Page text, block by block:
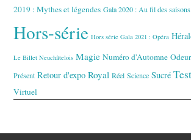
2019 : Mythes et légendes Gala 2020 : Au fil des saisons
Hors-série Hors série Gala 2021 : Opéra
Le Billet Neuchâtelois Magie Numéro d'Automne
Présent Retour d'expo Royal Réel Science Sucré
Virtuel